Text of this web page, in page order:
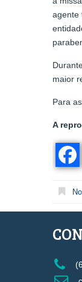
agente
maior
Para
A